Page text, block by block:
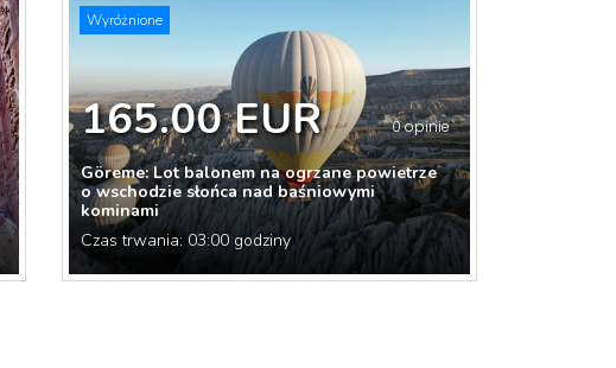
Wyróżnione
165.00 EUR 0 opinie
Göreme: Lot balonem na ogrzane powietrze
o wschodzie słońca nad baśniowymi
kominami
Czas trwania: 03:00 godziny